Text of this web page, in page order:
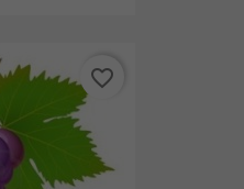
favorite_border